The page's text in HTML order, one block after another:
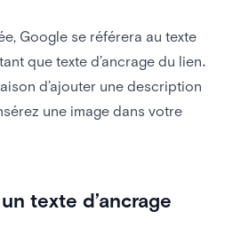
Google se référera au texte
que texte d’ancrage du lien.
d’ajouter une description
une image dans votre
texte d’ancrage